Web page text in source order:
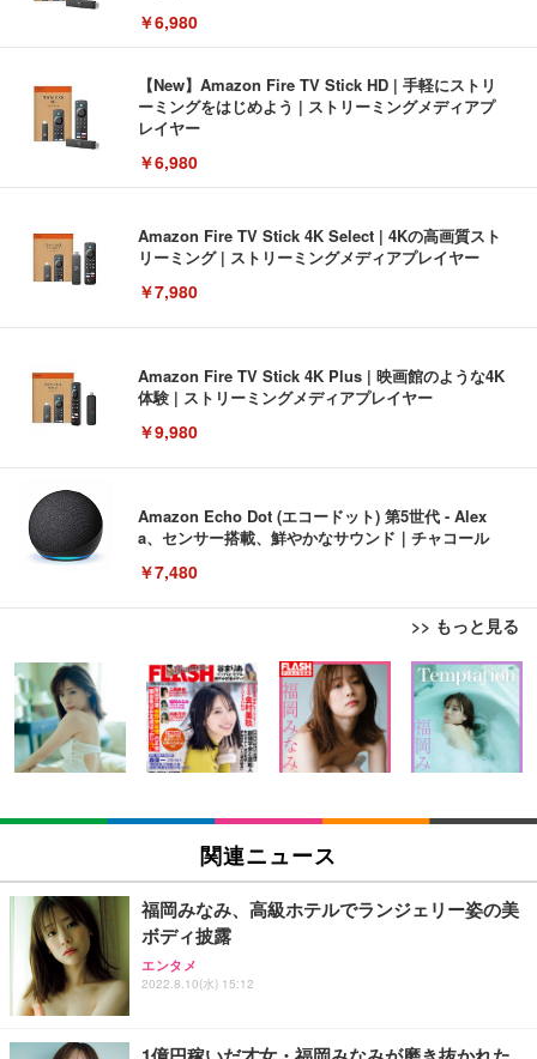
￥6,980
【New】Amazon Fire TV Stick HD | 手軽にストリ
ーミングをはじめよう | ストリーミングメディアプ
レイヤー
￥6,980
Amazon Fire TV Stick 4K Select | 4Kの高画質スト
リーミング | ストリーミングメディアプレイヤー
￥7,980
Amazon Fire TV Stick 4K Plus | 映画館のような4K
体験 | ストリーミングメディアプレイヤー
￥9,980
Amazon Echo Dot (エコードット) 第5世代 - Alex
a、センサー搭載、鮮やかなサウンド｜チャコール
￥7,480
>> もっと見る
[EdoErgo] オフィスチェア 椅子 テレワーク 疲れな
い 跳ね上げ式アームレスト コンパクト 約105度ロッ
キング pc 事務椅子 360度回転 座面昇降 強化ナイロ
ン樹脂ベース 通気性メッシュ 在宅ワーク H-WY01
(黒網+黒枠+黒足)
￥5,699
SIHOO B100 オフィスチェア／デスクチェア メッシ
ュチェア 人間工学 疲れない ブラック
￥27,999
ワーク チェア 強化バックレスト 30度ロッキング機
能 人間工学 椅子 腰サポート 90度跳ね上げ式アーム
EIZO ビジネス向けプレミアムモニター | FlexScan
EV3240X-WT | 31.5型4K UHD・USB Type-C・ホワ
イト
￥105,595
EIZO ビジネス向けプレミアムモニター | FlexScan
￥109,572
【純正品】27"ゲーミングモニター DualSense 充電
フック付き（CFI-ZDM1J）
Amazonベーシック ペットシーツ 薄型 レギュラー 1
回使い捨て 無香料 ホワイト 300枚
￥3,373
Amazonベーシック ペットシーツ 厚型 ワイド 42枚
x2袋(84枚) ホワイト(吸収面:ライトブルー)
￥3,234
ネオ・ルーライフ ネオ・オムツ L 中型犬用 26枚入
り 単品
関連ニュース
福岡みなみ、高級ホテルでランジェリー姿の美
ボディ披露
エンタメ
2022.8.10(水) 15:12